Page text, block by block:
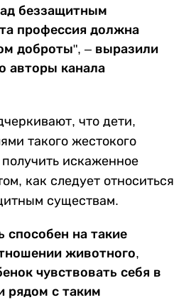
беззащитным
профессия должна
доброты", – выразили
авторы канала
что дети,
такого жестокого
искаженное
как следует относиться
существам.
способен на такие
животного,
чувствовать себя в
рядом с таким